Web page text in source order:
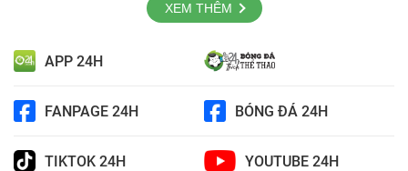
XEM THÊM
APP 24H
FANPAGE 24H BÓNG ĐÁ 24H
TIKTOK 24H YOUTUBE 24H